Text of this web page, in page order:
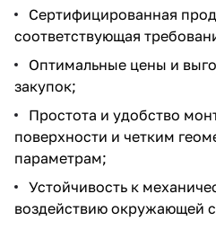
Сертифицированная
соответствующая
Оптимальные цены и
закупок;
Простота и удобство
поверхности и четким
параметрам;
Устойчивость к
воздействию окружающей